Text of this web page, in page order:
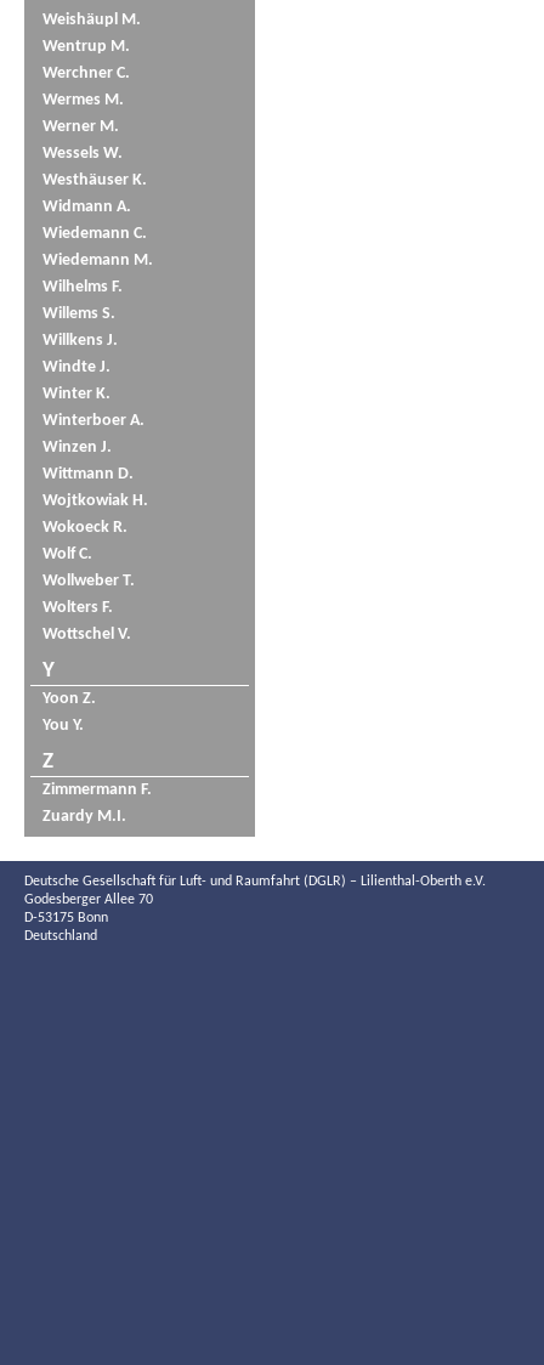
Weishäupl M.
Wentrup M.
Werchner C.
Wermes M.
Werner M.
Wessels W.
Westhäuser K.
Widmann A.
Wiedemann C.
Wiedemann M.
Wilhelms F.
Willems S.
Willkens J.
Windte J.
Winter K.
Winterboer A.
Winzen J.
Wittmann D.
Wojtkowiak H.
Wokoeck R.
Wolf C.
Wollweber T.
Wolters F.
Wottschel V.
Y
Yoon Z.
You Y.
Z
Zimmermann F.
Zuardy M.I.
Deutsche Gesellschaft für Luft- und Raumfahrt (DGLR) – Lilienthal-Oberth e.V.
Godesberger Allee 70
D-53175 Bonn
Deutschland